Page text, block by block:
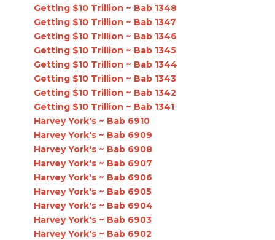
Getting $10 Trillion ~ Bab 1348
Getting $10 Trillion ~ Bab 1347
Getting $10 Trillion ~ Bab 1346
Getting $10 Trillion ~ Bab 1345
Getting $10 Trillion ~ Bab 1344
Getting $10 Trillion ~ Bab 1343
Getting $10 Trillion ~ Bab 1342
Getting $10 Trillion ~ Bab 1341
Harvey York's ~ Bab 6910
Harvey York's ~ Bab 6909
Harvey York's ~ Bab 6908
Harvey York's ~ Bab 6907
Harvey York's ~ Bab 6906
Harvey York's ~ Bab 6905
Harvey York's ~ Bab 6904
Harvey York's ~ Bab 6903
Harvey York's ~ Bab 6902